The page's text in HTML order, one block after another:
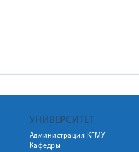
УНИВЕРСИТЕТ
Администрация КГМУ
Кафедры